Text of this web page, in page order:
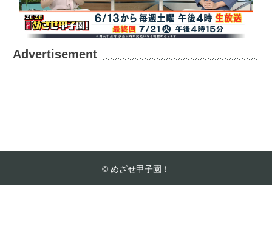
Advertisement
© めざせ甲子園！